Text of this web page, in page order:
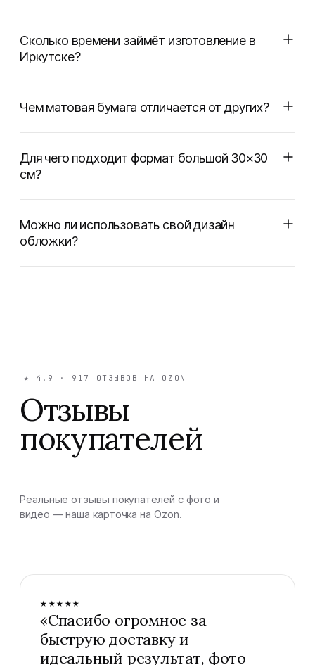
Сколько времени займёт изготовление в
Иркутске?
Чем матовая бумага отличается от других?
Для чего подходит формат большой 30×30
см?
Можно ли использовать свой дизайн
обложки?
★ 4.9 · 917 ОТЗЫВОВ НА OZON
Отзывы
покупателей
Реальные отзывы покупателей с фото и
видео — наша карточка на Ozon.
★★★★★
«Спасибо огромное за
быструю доставку и
идеальный результат, фото